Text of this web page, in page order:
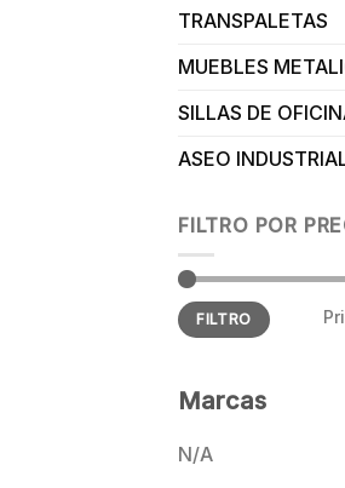
TRANSPALETAS
MUEBLES
SILLAS DE
ASEO
FILTRO POR
Min
price
Max
priceFILTRO
Marcas
N/A